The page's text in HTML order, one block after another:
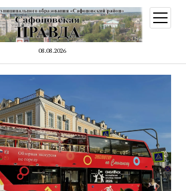
08.08.2026
меню